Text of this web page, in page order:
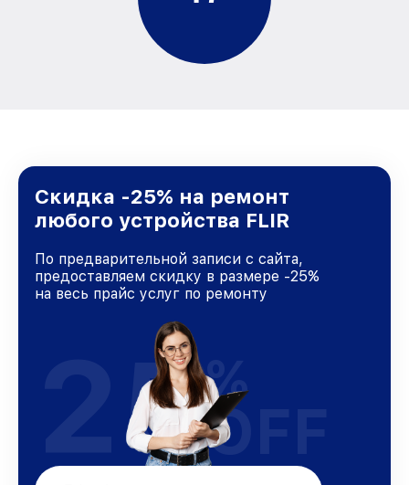
Скидка -25% на ремонт
любого устройства FLIR
По предварительной записи с сайта,
предоставляем скидку в размере -25%
на весь прайс услуг по ремонту
25%
OFF